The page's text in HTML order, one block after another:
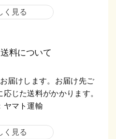
く見る
料について
届けします。お届け先ご
じた送料がかかります。
ヤマト運輸
く見る